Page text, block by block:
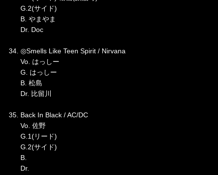
G.2(サイド)
B. やまやま
Dr. Doc
34. ◎Smells Like Teen Spirit / Nirvana
Vo. はっしー
G. はっしー
B. 松島
Dr. 比留川
35. Back In Black / AC/DC
Vo. 佐野
G.1(リード)
G.2(サイド)
B.
Dr.